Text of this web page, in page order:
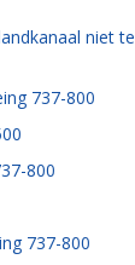
niet te
737-800
800
737-800